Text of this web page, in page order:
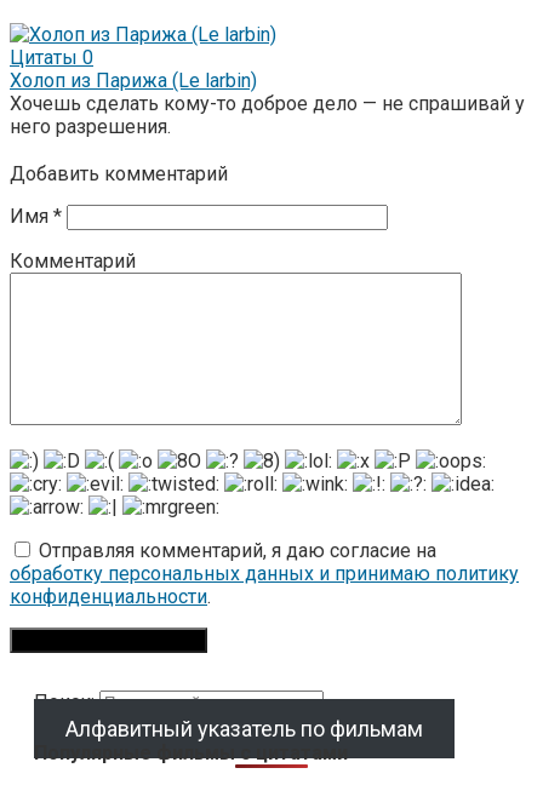
Цитаты 0
Холоп из Парижа (Le larbin)
Хочешь сделать кому-то доброе дело — не спрашивай у
него разрешения.
Добавить комментарий
Имя *
Комментарий
Отправляя комментарий, я даю согласие на
обработку персональных данных и принимаю политику
конфиденциальности.
Поиск:
Алфавитный указатель по фильмам
Популярные фильмы с цитатами